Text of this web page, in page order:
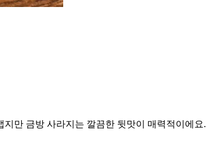
만 금방 사라지는 깔끔한 뒷맛이 매력적이에요.